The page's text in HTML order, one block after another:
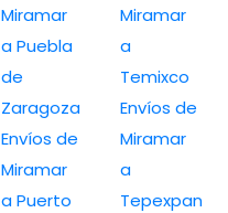
Miramar
a Puebla
de
Zaragoza
Envíos de
Miramar
a Puerto
Miramar
a
Temixco
Envíos de
Miramar
a
Tepexpan